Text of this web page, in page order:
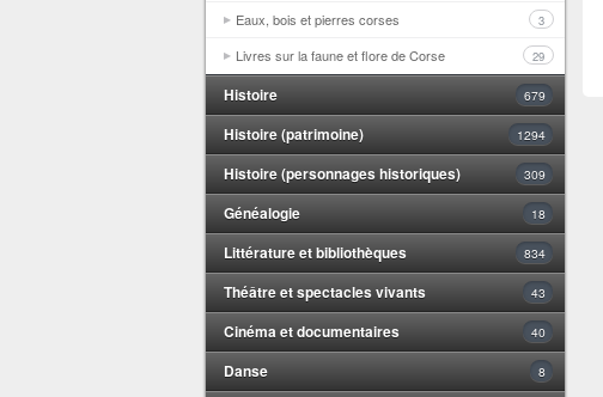
Eaux, bois et pierres corses 3
Livres sur la faune et flore de Corse 29
Histoire 679
Histoire (patrimoine) 1294
Histoire (personnages historiques) 309
Généalogie 18
Littérature et bibliothèques 834
Théâtre et spectacles vivants 43
Cinéma et documentaires 40
Danse 8